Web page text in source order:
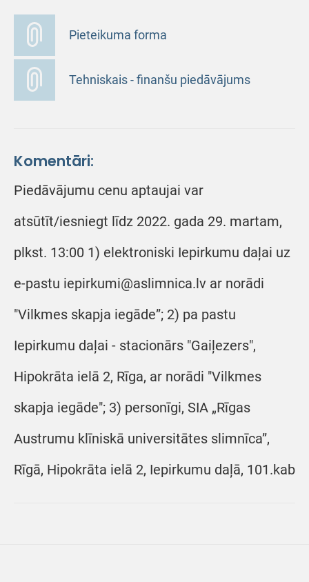
Pieteikuma forma
Tehniskais - finanšu piedāvājums
Komentāri:
Piedāvājumu cenu aptaujai var
atsūtīt/iesniegt līdz 2022. gada 29. martam,
plkst. 13:00 1) elektroniski Iepirkumu daļai uz
e-pastu iepirkumi@aslimnica.lv ar norādi
"Vilkmes skapja iegāde”; 2) pa pastu
Iepirkumu daļai - stacionārs "Gaiļezers",
Hipokrāta ielā 2, Rīga, ar norādi "Vilkmes
skapja iegāde"; 3) personīgi, SIA „Rīgas
Austrumu klīniskā universitātes slimnīca”,
Rīgā, Hipokrāta ielā 2, Iepirkumu daļā, 101.kab